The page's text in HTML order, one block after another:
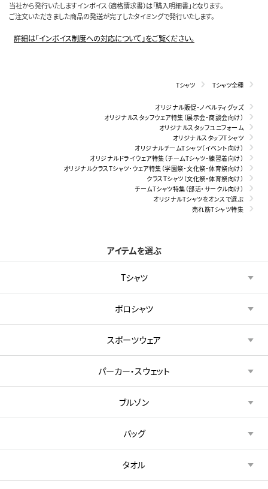
当社から発行いたしますインボイス（適格請求書）は「購入明細書」となります。
ご注文いただきました商品の発送が完了したタイミングで発行いたします。
詳細は「インボイス制度への対応について」をご覧ください。
Tシャツ Tシャツ全種
オリジナル販促・ノベルティグッズ
オリジナルスタッフウェア特集（展示会・商談会向け）
オリジナルスタッフユニフォーム
オリジナルスタッフTシャツ
オリジナルチームTシャツ（イベント向け）
オリジナルドライウェア特集（チームTシャツ・練習着向け）
オリジナルクラスTシャツ・ウェア特集（学園祭・文化祭・体育祭向け）
クラスTシャツ（文化祭・体育祭向け）
チームTシャツ特集（部活・サークル向け）
オリジナルTシャツをオンスで選ぶ
売れ筋Tシャツ特集
アイテムを選ぶ
Tシャツ
ポロシャツ
スポーツウェア
パーカー・スウェット
ブルゾン
バッグ
タオル